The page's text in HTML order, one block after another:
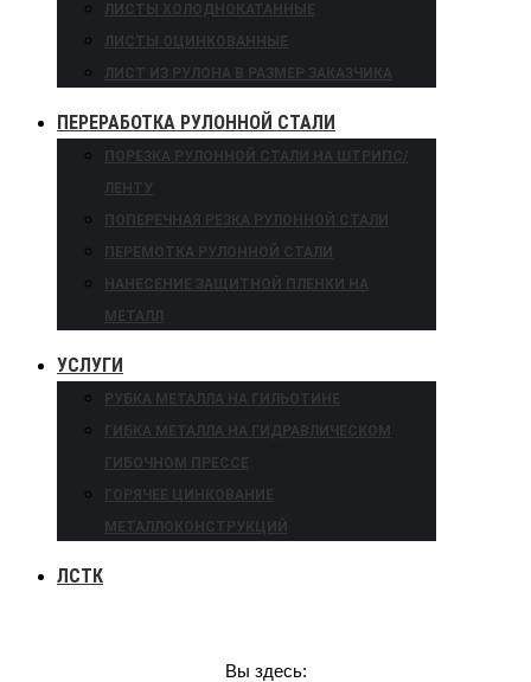
ЛИСТЫ ХОЛОДНОКАТАННЫЕ
ЛИСТЫ ОЦИНКОВАННЫЕ
ЛИСТ ИЗ РУЛОНА В РАЗМЕР ЗАКАЗЧИКА
ПЕРЕРАБОТКА РУЛОННОЙ СТАЛИ
ПОРЕЗКА РУЛОННОЙ СТАЛИ НА ШТРИПС/
ЛЕНТУ
ПОПЕРЕЧНАЯ РЕЗКА РУЛОННОЙ СТАЛИ
ПЕРЕМОТКА РУЛОННОЙ СТАЛИ
НАНЕСЕНИЕ ЗАЩИТНОЙ ПЛЕНКИ НА
МЕТАЛЛ
УСЛУГИ
РУБКА МЕТАЛЛА НА ГИЛЬОТИНЕ
ГИБКА МЕТАЛЛА НА ГИДРАВЛИЧЕСКОМ
ГИБОЧНОМ ПРЕССЕ
ГОРЯЧЕЕ ЦИНКОВАНИЕ
МЕТАЛЛОКОНСТРУКЦИЙ
ЛСТК
Вы здесь: